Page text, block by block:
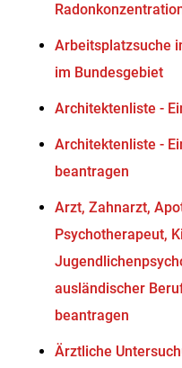
Arbeitsplatzsuche
im Bundesgebiet
Architektenliste -
Architektenliste -
beantragen
Arzt, Zahnarzt,
Psychotherapeut,
ausländischer
beantragen
Ärztliche